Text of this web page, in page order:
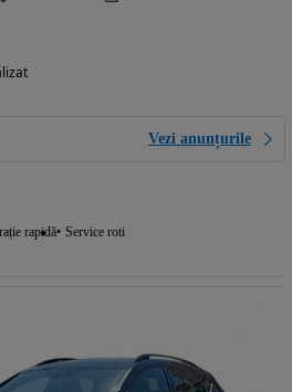
Vezi anunțurile
rapidă Service roti